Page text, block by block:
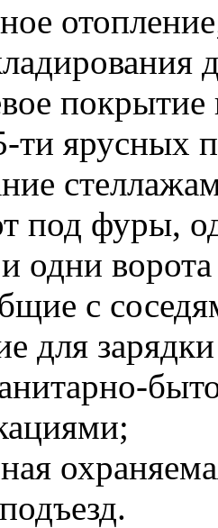
покрытие
ти ярусных
под фуры,
одни
с
для